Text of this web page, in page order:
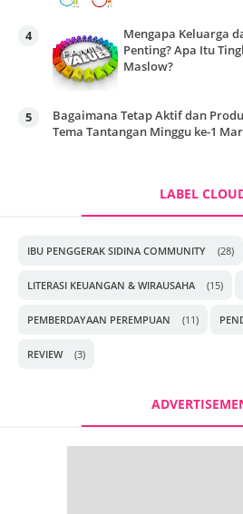
Mengapa Keluarga
Penting? Apa Itu
Maslow?
Bagaimana Tetap Aktif dan
Tema Tantangan Minggu ke-1
LABEL
IBU PENGGERAK SIDINA COMMUNITY (28)
LITERASI KEUANGAN & WIRAUSAHA (15)
PEMBERDAYAAN PEREMPUAN (11)
REVIEW (3)